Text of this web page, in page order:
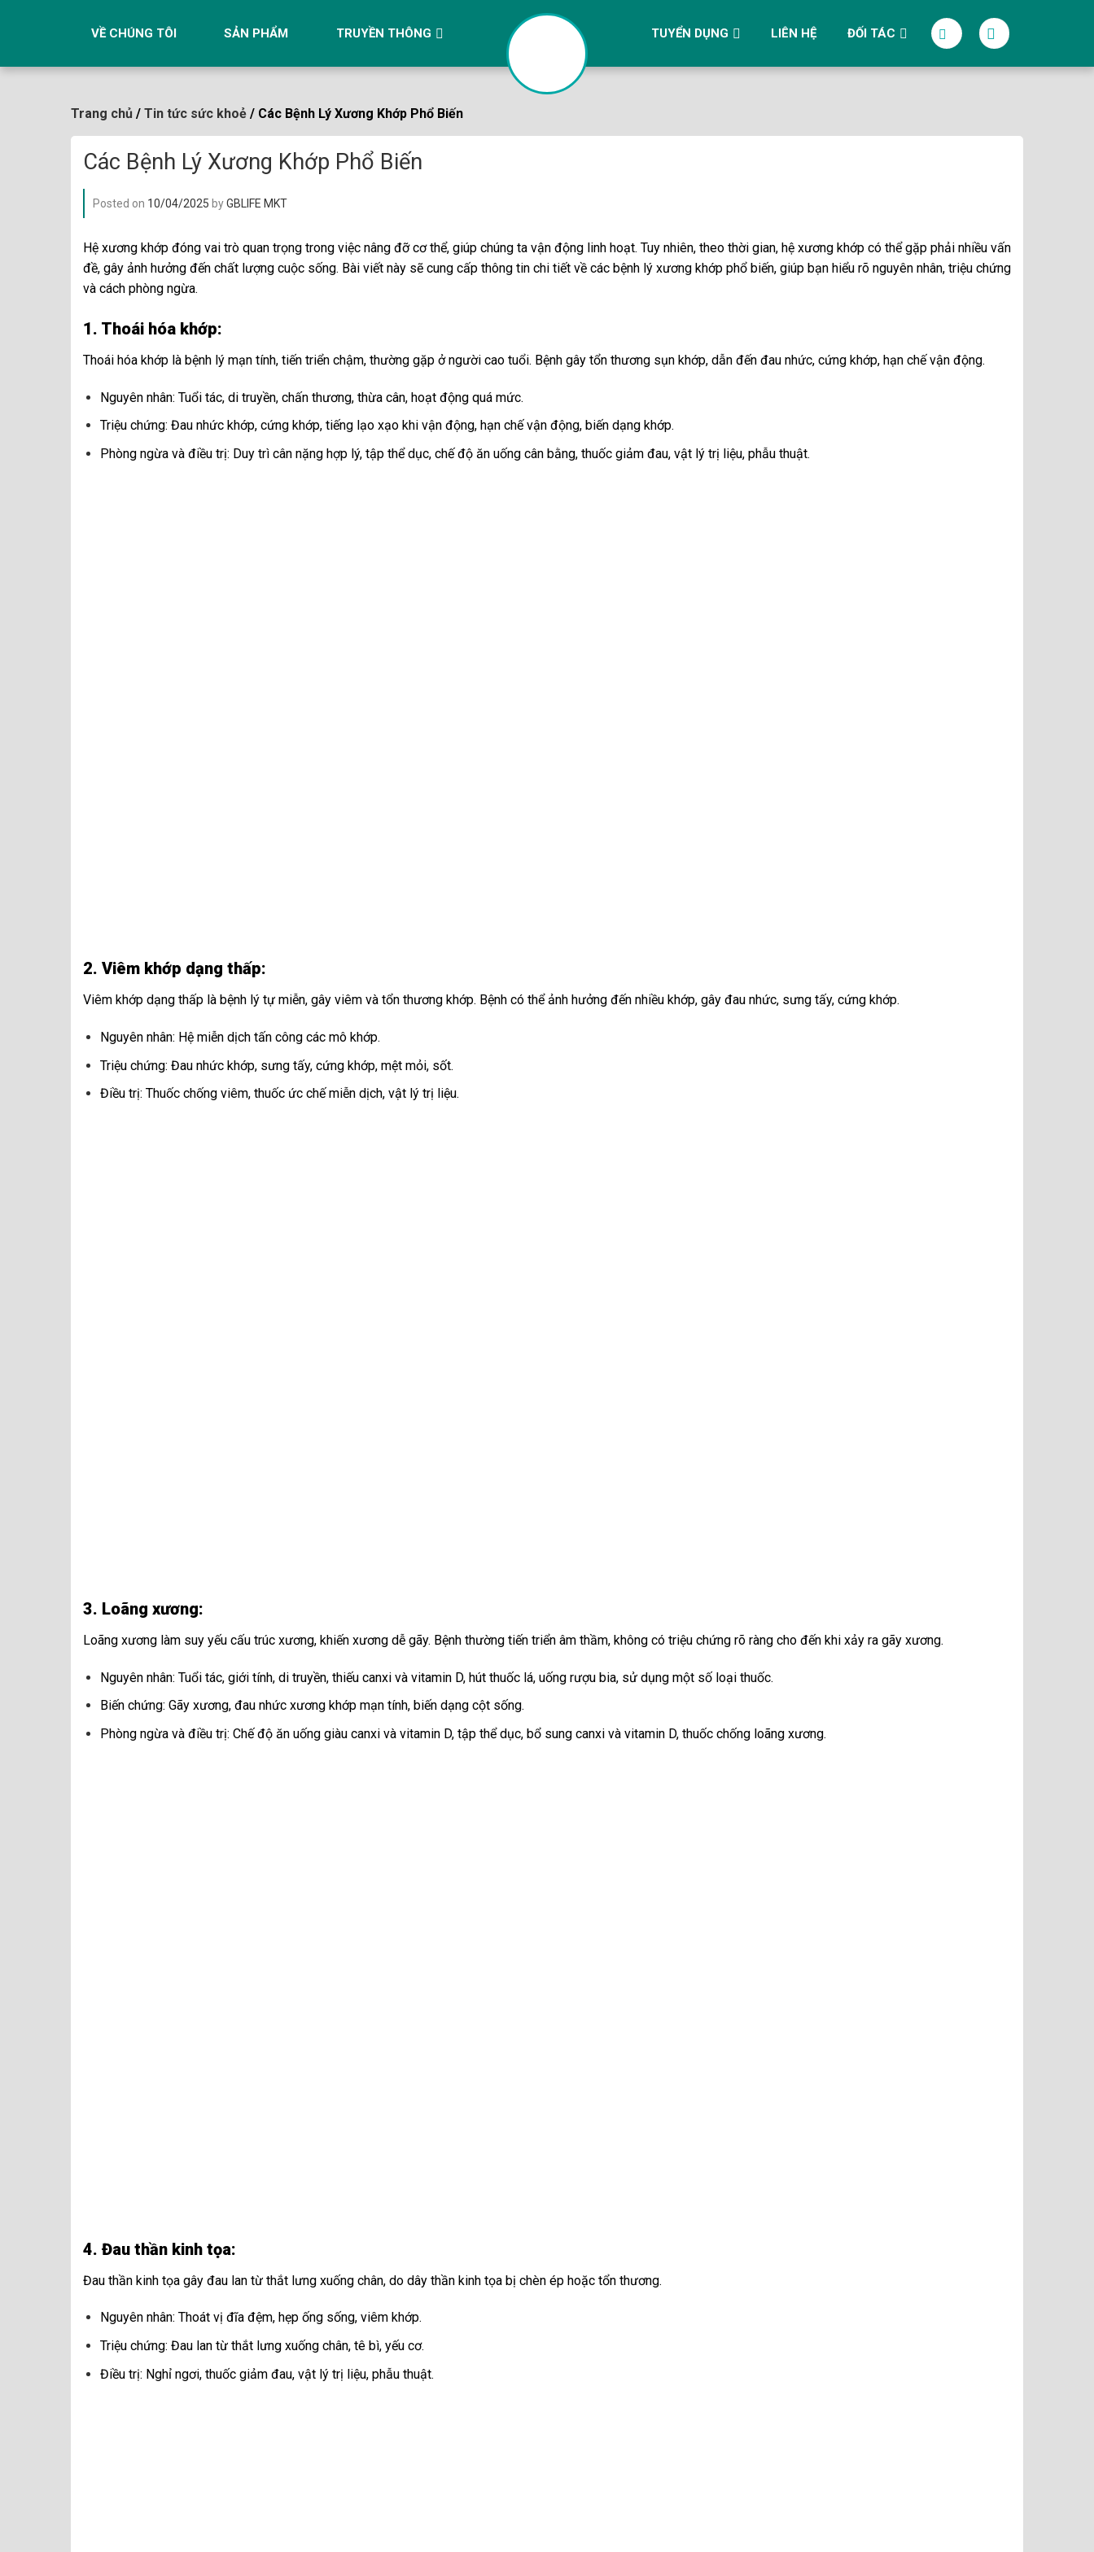
VỀ CHÚNG TÔI SẢN PHẨM TRUYỀN THÔNG TUYỂN DỤNG LIÊN HỆ ĐỐI TÁC
Trang chủ / Tin tức sức khoẻ / Các Bệnh Lý Xương Khớp Phổ Biến
Các Bệnh Lý Xương Khớp Phổ Biến
Posted on 10/04/2025 byGBLIFE MKT
Hệ xương khớp đóng vai trò quan trọng trong việc nâng đỡ cơ thể, giúp chúng ta vận động linh hoạt. Tuy nhiên, theo thời gian, hệ xương khớp có thể gặp phải nhiều vấn
đề, gây ảnh hưởng đến chất lượng cuộc sống. Bài viết này sẽ cung cấp thông tin chi tiết về các bệnh lý xương khớp phổ biến, giúp bạn hiểu rõ nguyên nhân, triệu chứng
và cách phòng ngừa.
1. Thoái hóa khớp:
Thoái hóa khớp là bệnh lý mạn tính, tiến triển chậm, thường gặp ở người cao tuổi. Bệnh gây tổn thương sụn khớp, dẫn đến đau nhức, cứng khớp, hạn chế vận động.
Nguyên nhân: Tuổi tác, di truyền, chấn thương, thừa cân, hoạt động quá mức.
Triệu chứng: Đau nhức khớp, cứng khớp, tiếng lạo xạo khi vận động, hạn chế vận động, biến dạng khớp.
Phòng ngừa và điều trị: Duy trì cân nặng hợp lý, tập thể dục, chế độ ăn uống cân bằng, thuốc giảm đau, vật lý trị liệu, phẫu thuật.
2. Viêm khớp dạng thấp:
Viêm khớp dạng thấp là bệnh lý tự miễn, gây viêm và tổn thương khớp. Bệnh có thể ảnh hưởng đến nhiều khớp, gây đau nhức, sưng tấy, cứng khớp.
Nguyên nhân: Hệ miễn dịch tấn công các mô khớp.
Triệu chứng: Đau nhức khớp, sưng tấy, cứng khớp, mệt mỏi, sốt.
Điều trị: Thuốc chống viêm, thuốc ức chế miễn dịch, vật lý trị liệu.
3. Loãng xương:
Loãng xương làm suy yếu cấu trúc xương, khiến xương dễ gãy. Bệnh thường tiến triển âm thầm, không có triệu chứng rõ ràng cho đến khi xảy ra gãy xương.
Nguyên nhân: Tuổi tác, giới tính, di truyền, thiếu canxi và vitamin D, hút thuốc lá, uống rượu bia, sử dụng một số loại thuốc.
Biến chứng: Gãy xương, đau nhức xương khớp mạn tính, biến dạng cột sống.
Phòng ngừa và điều trị: Chế độ ăn uống giàu canxi và vitamin D, tập thể dục, bổ sung canxi và vitamin D, thuốc chống loãng xương.
4. Đau thần kinh tọa:
Đau thần kinh tọa gây đau lan từ thắt lưng xuống chân, do dây thần kinh tọa bị chèn ép hoặc tổn thương.
Nguyên nhân: Thoát vị đĩa đệm, hẹp ống sống, viêm khớp.
Triệu chứng: Đau lan từ thắt lưng xuống chân, tê bì, yếu cơ.
Điều trị: Nghỉ ngơi, thuốc giảm đau, vật lý trị liệu, phẫu thuật.